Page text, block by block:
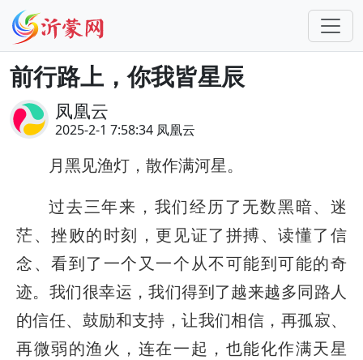
前行路上，你我皆星辰
凤凰云
2025-2-1 7:58:34 凤凰云
月黑见渔灯，散作满河星。
过去三年来，我们经历了无数黑暗、迷
茫、挫败的时刻，更见证了拼搏、读懂了信
念、看到了一个又一个从不可能到可能的奇
迹。我们很幸运，我们得到了越来越多同路人
的信任、鼓励和支持，让我们相信，再孤寂、
再微弱的渔火，连在一起，也能化作满天星